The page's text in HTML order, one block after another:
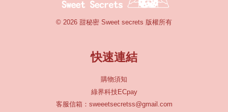
© 2026 甜秘密 Sweet secrets 版權所有
快速連結
購物須知
綠界科技ECpay
客服信箱：sweeetsecretss@gmail.com